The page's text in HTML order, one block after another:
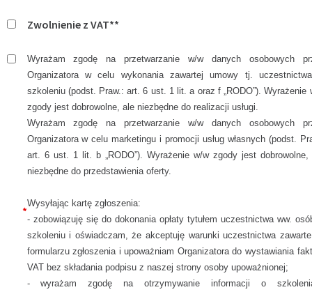
Zwolnienie z VAT**
*
Wyrażam zgodę na przetwarzanie w/w danych osobowych
Organizatora w celu wykonania zawartej umowy tj.
szkoleniu (podst. Praw.: art. 6 ust. 1 lit. a oraz f „RODO”). Wyrażenie
zgody jest dobrowolne, ale niezbędne do realizacji usługi.
Wyrażam zgodę na przetwarzanie w/w danych osobowych
Organizatora w celu marketingu i promocji usług własnych (podst.
art. 6 ust. 1 lit. b „RODO”). Wyrażenie w/w zgody jest dobrowolne,
niezbędne do przedstawienia oferty.
Wysyłając kartę zgłoszenia:
- zobowiązuję się do dokonania opłaty tytułem uczestnictwa ww.
szkoleniu i oświadczam, że akceptuję warunki uczestnictwa
formularzu zgłoszenia i upoważniam Organizatora do wystawiania
VAT bez składania podpisu z naszej strony osoby upoważnionej;
- wyrażam zgodę na otrzymywanie informacji o